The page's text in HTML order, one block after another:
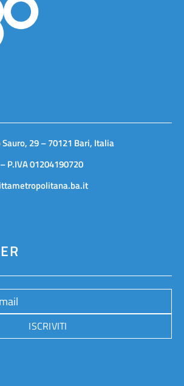
29 – 70121 Bari, Italia
P.IVA 01204190720
ISCRIVITI